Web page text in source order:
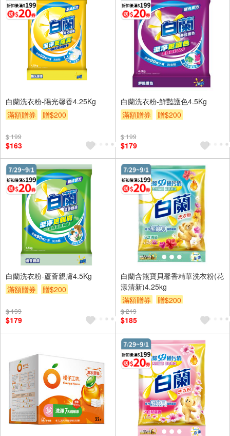
白蘭洗衣粉-陽光馨香4.25Kg
滿額贈券
贈$200
$ 199
$163
白蘭洗衣粉-鮮豔護色4.5Kg
滿額贈券
贈$200
$ 199
$179
白蘭洗衣粉-蘆薈親膚4.5Kg
滿額贈券
贈$200
$ 199
$179
白蘭含熊寶貝馨香精華洗衣粉(花
漾清新)4.25kg
滿額贈券
贈$200
$ 219
$185